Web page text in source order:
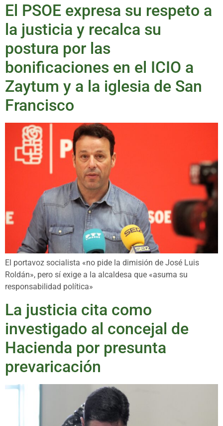
El PSOE expresa su respeto a
la justicia y recalca su
postura por las
bonificaciones en el ICIO a
Zaytum y a la iglesia de San
Francisco
El portavoz socialista «no pide la dimisión de José Luis
Roldán», pero sí exige a la alcaldesa que «asuma su
responsabilidad política»
La justicia cita como
investigado al concejal de
Hacienda por presunta
prevaricación